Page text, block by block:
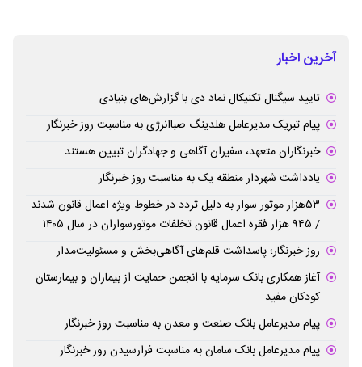
آخرین اخبار
تایید سیگنال تکنیکال نماد دی با گزارش‌های بنیادی
پیام تبریک مدیرعامل هلدینگ صباانرژی به مناسبت روز خبرنگار
خبرنگاران متعهد، سفیران آگاهی و جهادگران تبیین هستند
یادداشت شهردار منطقه یک به مناسبت روز خبرنگار
۵۳هزار موتور سوار به دلیل تردد در خطوط ویژه اعمال قانون شدند
/ ۹۴۵ هزار فقره اعمال قانون تخلفات موتورسواران در سال ۱۴۰۵
روز خبرنگار؛ پاسداشت قلم‌های آگاهی‌بخش و مسئولیت‌مدار
آغاز همکاری بانک سرمایه با انجمن حمایت از بیماران و بیمارستان
کودکان مفید
پیام مدیرعامل بانک صنعت و معدن به مناسبت روز خبرنگار
پیام مدیرعامل بانک سامان به مناسبت فرارسیدن روز خبرنگار